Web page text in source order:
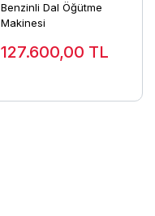
Benzinli Dal Öğütme
Makinesi
127.600,00 TL